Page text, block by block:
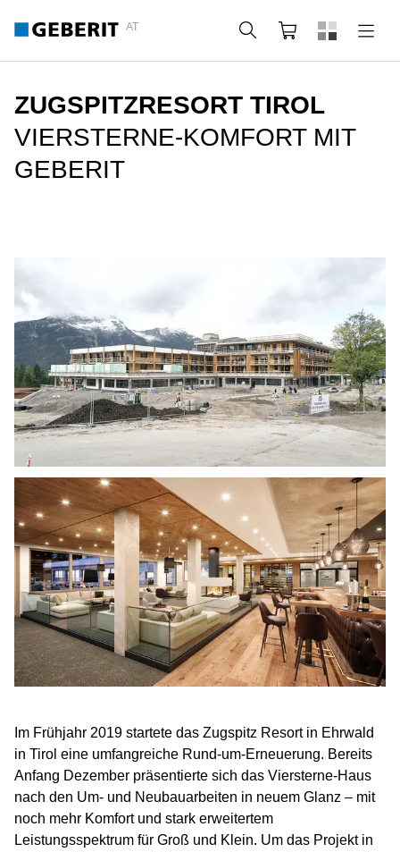
AT Suche Warenkorb
ZUGSPITZRESORT TIROL
VIERSTERNE-KOMFORT MIT
GEBERIT
Im Frühjahr 2019 startete das Zugspitz Resort in Ehrwald
in Tirol eine umfangreiche Rund-um-Erneuerung. Bereits
Anfang Dezember präsentierte sich das Viersterne-Haus
nach den Um- und Neubauarbeiten in neuem Glanz – mit
noch mehr Komfort und stark erweitertem
Leistungsspektrum für Groß und Klein. Um das Projekt in